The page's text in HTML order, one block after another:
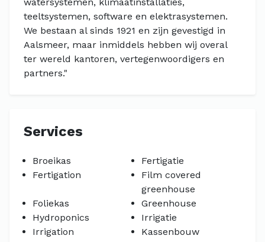
teeltsystemen, software en elektrasystemen.
We bestaan al sinds 1921 en zijn gevestigd in
Aalsmeer, maar inmiddels hebben wij overal
ter wereld kantoren, vertegenwoordigers en
partners."
Services
Broeikas
Fertigatie
Fertigation
Film covered
greenhouse
Foliekas
Greenhouse
Hydroponics
Irrigatie
Irrigation
Kassenbouw